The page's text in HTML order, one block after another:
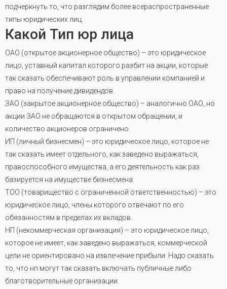
подчеркнуть то, что разглядим более всераспространенные
типы юридических лиц.
Какой Тип юр лица
ОАО (открытое акционерное общество) – это юридическое
лицо, уставный капитал которого разбит на акции, которые
так сказать обеспечивают роль в управлении компанией и
право на получение дивидендов.
ЗАО (закрытое акционерное общество) – аналогично ОАО, но
акции ЗАО не обращаются в открытом обращении, и
количество акционеров ограничено.
ИП (личный бизнесмен) – это юридическое лицо, которое не
так сказать имеет отдельного, как заведено выражаться,
правоспособного имущества, а его деятельность как раз
базируется на имуществе бизнесмена.
ТОО (товарищество с ограниченной ответственностью) – это
юридическое лицо, члены которого отвечают по его
обязанностям в пределах их вкладов
НП (некоммерческая организация) – это юридическое лицо,
которое не имеет, как заведено выражаться, коммерческой
цели не ориентировано на извлечение прибыли. Надо сказать
то, что нп могут так сказать включать публичные либо
благотворительные организации.